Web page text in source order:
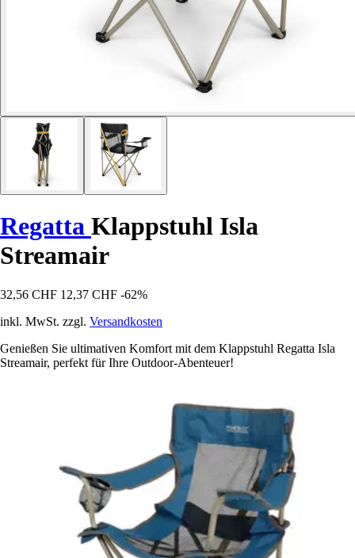
Regatta Klappstuhl Isla
Streamair
32,56 CHF 12,37 CHF -62%
inkl. MwSt. zzgl. Versandkosten
Genießen Sie ultimativen Komfort mit dem Klappstuhl Regatta Isla
Streamair, perfekt für Ihre Outdoor-Abenteuer!